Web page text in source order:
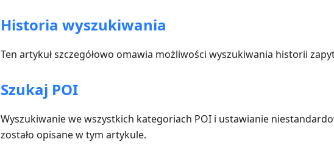
Historia wyszukiwania
Ten artykuł szczegółowo omawia możliwości wyszukiwania historii
Szukaj POI
Wyszukiwanie we wszystkich kategoriach POI i ustawianie
zostało opisane w tym artykule.